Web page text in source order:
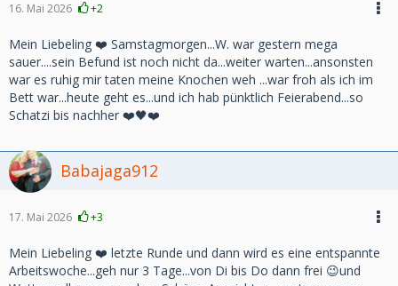
16. Mai 2026 +2
Mein Liebeling ❤️ Samstagmorgen...W. war gestern mega
sauer....sein Befund ist noch nicht da...weiter warten...ansonsten
war es ruhig mir taten meine Knochen weh ...war froh als ich im
Bett war...heute geht es...und ich hab pünktlich Feierabend...so
Schatzi bis nachher ❤️🖤❤️
Babajaga912
17. Mai 2026 +3
Mein Liebeling ❤️ letzte Runde und dann wird es eine entspannte
Arbeitswoche...geh nur 3 Tage...von Di bis Do dann frei 😉und